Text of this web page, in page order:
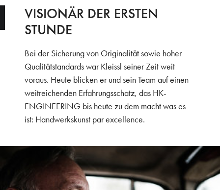
VISIONÄR DER ERSTEN
STUNDE
Bei der Sicherung von Originalität sowie hoher
Qualitätstandards war Kleissl seiner Zeit weit
voraus. Heute blicken er und sein Team auf einen
weitreichenden Erfahrungsschatz, das HK-
ENGINEERING bis heute zu dem macht was es
ist: Handwerkskunst par excellence.